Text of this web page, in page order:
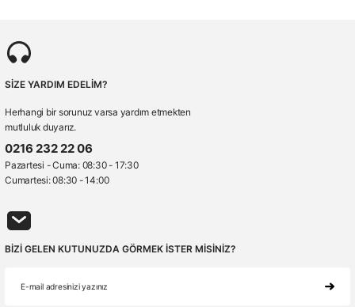
SİZE YARDIM EDELİM?
Herhangi bir sorunuz varsa yardım etmekten
mutluluk duyarız.
0216 232 22 06
Pazartesi - Cuma: 08:30 - 17:30
Cumartesi: 08:30 - 14:00
BİZİ GELEN KUTUNUZDA GÖRMEK İSTER MİSİNİZ?